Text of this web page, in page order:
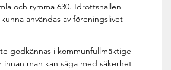
och rymma 630. Idrottshallen
användas av föreningslivet
godkännas i kommunfullmäktige
innan man kan säga med säkerhet